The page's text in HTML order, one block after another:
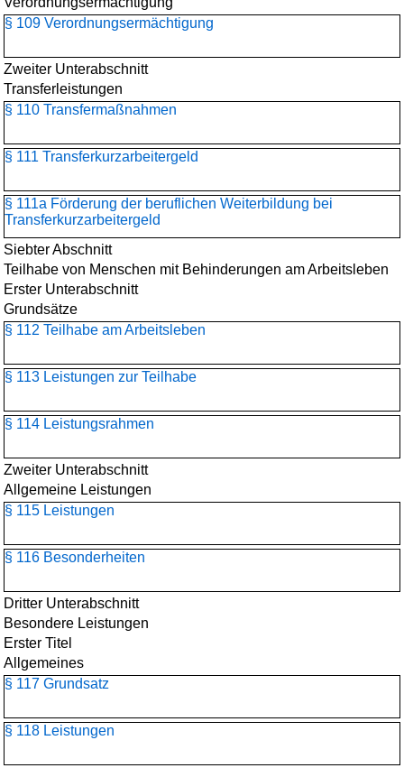
§ 109 Verordnungsermächtigung
Zweiter Unterabschnitt
Transferleistungen
§ 110 Transfermaßnahmen
§ 111 Transferkurzarbeitergeld
§ 111a Förderung der beruflichen Weiterbildung bei
Transferkurzarbeitergeld
Siebter Abschnitt
Teilhabe von Menschen mit Behinderungen am Arbeitsleben
Erster Unterabschnitt
Grundsätze
§ 112 Teilhabe am Arbeitsleben
§ 113 Leistungen zur Teilhabe
§ 114 Leistungsrahmen
Zweiter Unterabschnitt
Allgemeine Leistungen
§ 115 Leistungen
§ 116 Besonderheiten
Dritter Unterabschnitt
Besondere Leistungen
Erster Titel
Allgemeines
§ 117 Grundsatz
§ 118 Leistungen